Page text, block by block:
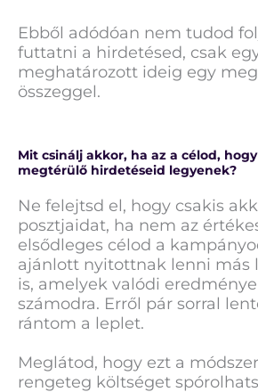
Ebből adódóan nem tudod
futtatni a hirdetésed, csak
meghatározott ideig egy
összeggel.
Mit csinálj akkor, ha az a célod,
megtérülő hirdetéseid legyenek?
Ne felejtsd el, hogy csakis
posztjaidat, ha nem az
elsődleges célod a
ajánlott nyitottnak lenni más
is, amelyek valódi
számodra. Erről pár sorral
rántom a leplet.
Meglátod, hogy ezt a
rengeteg költséget